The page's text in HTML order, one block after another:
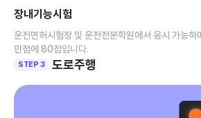
장내기능시험
운전면허시험장 및 운전전문학원에서 응시 가능
만점에 80점입니다.
STEP 3 도로주행